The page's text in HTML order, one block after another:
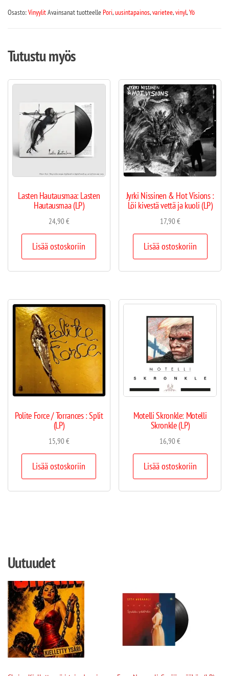
Osasto:VinyylitAvainsanat tuotteellePori,uusintapainos,varietee,vinyl,Yö
Tutustu myös
Lasten Hautausmaa: Lasten
Hautausmaa (LP)
24,90€
Lisää ostoskoriin
Jyrki Nissinen & Hot Visions :
Löi kivestä vettä ja kuoli (LP)
17,90€
Lisää ostoskoriin
Polite Force / Torrances : Split
(LP)
15,90€
Lisää ostoskoriin
Motelli Skronkle: Motelli
Skronkle (LP)
16,90€
Lisää ostoskoriin
Uutuudet